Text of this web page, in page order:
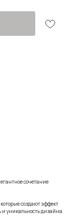
сочетание
создают эффект
уникальность дизайна.